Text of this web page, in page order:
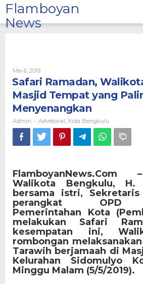
Lewati
ke
konten
Flamboyan
News
Mei 6, 2019Oleh
Admin
Safari Ramadan,
Masjid Tempat yang
Menyenangkan
Admin - Advetorial Kota Bengkulu
FlamboyanNews.Com
Walikota Bengkulu, H.
bersama istri,
perangkat OPD
Pemerintahan Kota
melakukan Safari
kesempatan ini,
rombongan
Tarawih berjamaah di
Kelurahan Sidomulyo
Minggu Malam (5/5/2019).